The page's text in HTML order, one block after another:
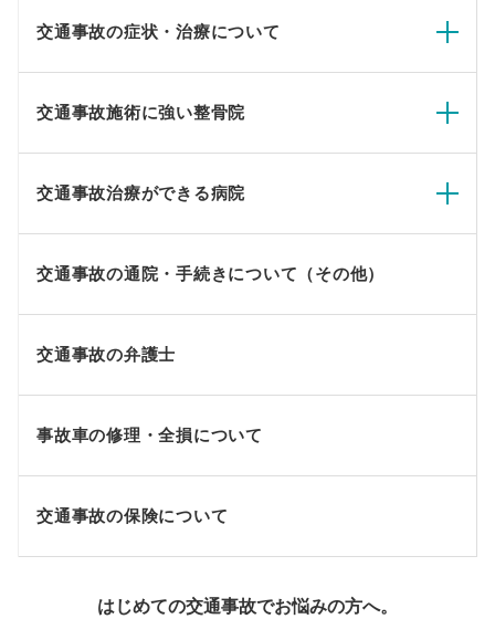
交通事故の症状・治療について
交通事故施術に強い整骨院
交通事故治療ができる病院
交通事故の通院・手続きについて（その他）
交通事故の弁護士
事故車の修理・全損について
交通事故の保険について
はじめての交通事故でお悩みの方へ。